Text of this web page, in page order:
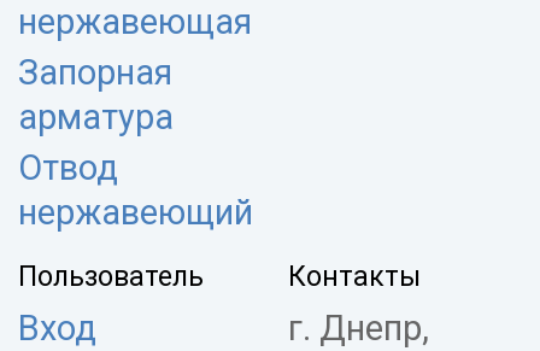
нержавеющая
Запорная
арматура
Отвод
нержавеющий
Пользователь
Вход
Контакты
г. Днепр,